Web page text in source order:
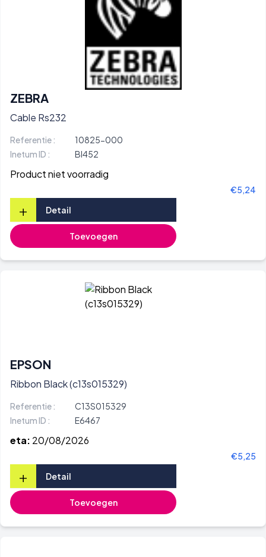
ZEBRA
Cable Rs232
Referentie :
10825-000
Inetum ID :
BI452
Product niet voorradig
€5,24
+ Detail
Toevoegen
EPSON
Ribbon Black (c13s015329)
Referentie :
C13S015329
Inetum ID :
E6467
eta: 20/08/2026
€5,25
+ Detail
Toevoegen